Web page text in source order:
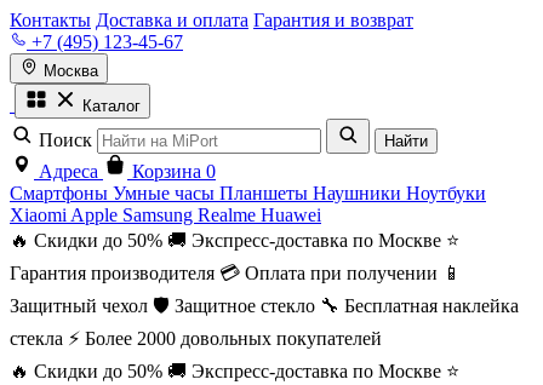
Контакты Доставка и оплата Гарантия и возврат
+7 (495) 123-45-67
Москва
Каталог
Поиск Найти
Адреса Корзина 0
Смартфоны Умные часы Планшеты Наушники Ноутбуки
Xiaomi Apple Samsung Realme Huawei
🔥 Скидки до 50% 🚚 Экспресс-доставка по Москве ⭐
Гарантия производителя 💳 Оплата при получении 📱
Защитный чехол 🛡️ Защитное стекло 🔧 Бесплатная наклейка
стекла ⚡ Более 2000 довольных покупателей
🔥 Скидки до 50% 🚚 Экспресс-доставка по Москве ⭐